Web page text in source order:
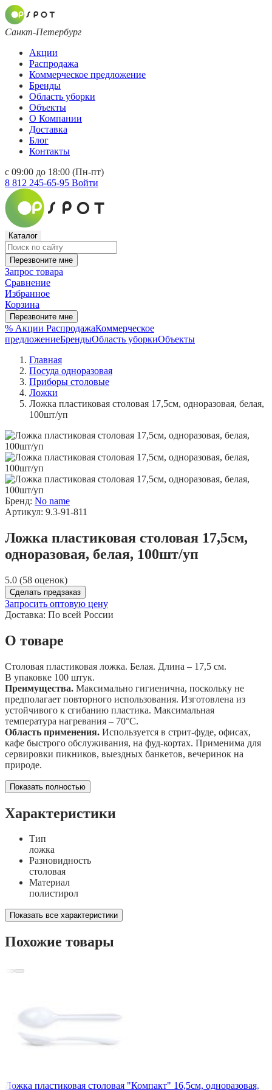
Санкт-Петербург
Акции
Распродажа
Коммерческое предложение
Бренды
Область уборки
Объекты
О Компании
Доставка
Блог
Контакты
с 09:00 до 18:00 (Пн-пт)
8 812 245-65-95 Войти
Каталог
Перезвоните мне
Запрос товара
Сравнение
Избранное
Корзина
Перезвоните мне
% Акции РаспродажаКоммерческое
предложениеБрендыОбласть уборкиОбъекты
Главная
Посуда одноразовая
Приборы столовые
Ложки
Ложка пластиковая столовая 17,5см, одноразовая, белая,
100шт/уп
Бренд: No name
Артикул: 9.3-91-811
Ложка пластиковая столовая 17,5см,
одноразовая, белая, 100шт/уп
5.0 (58 оценок)
Сделать предзаказ
Запросить оптовую цену
Доставка: По всей России
О товаре
Столовая пластиковая ложка. Белая. Длина – 17,5 см.
В упаковке 100 штук.
Преимущества. Максимально гигиенична, поскольку не
предполагает повторного использования. Изготовлена из
устойчивого к сгибанию пластика. Максимальная
температура нагревания – 70°С.
Область применения. Используется в стрит-фуде, офисах,
кафе быстрого обслуживания, на фуд-кортах. Применима для
сервировки пикников, выездных банкетов, вечеринок на
природе.
Показать полностью
Характеристики
Тип
ложка
Разновидность
столовая
Материал
полистирол
Показать все характеристики
Похожие товары
Ложка пластиковая столовая "Компакт" 16,5см, одноразовая,